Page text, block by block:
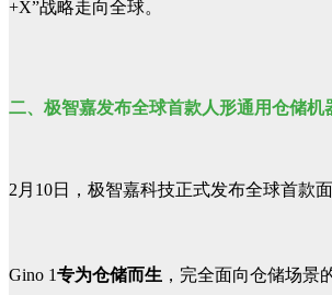
+X”战略走向全球。
二、 极智嘉发布全球首款人形通用仓储机
2月10日， 极智嘉科技正式发布全球首款
Gino 1专为仓储而生 ，完全面向仓储场景